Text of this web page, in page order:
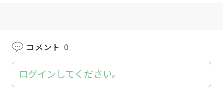
コメント 0
ログインしてください。